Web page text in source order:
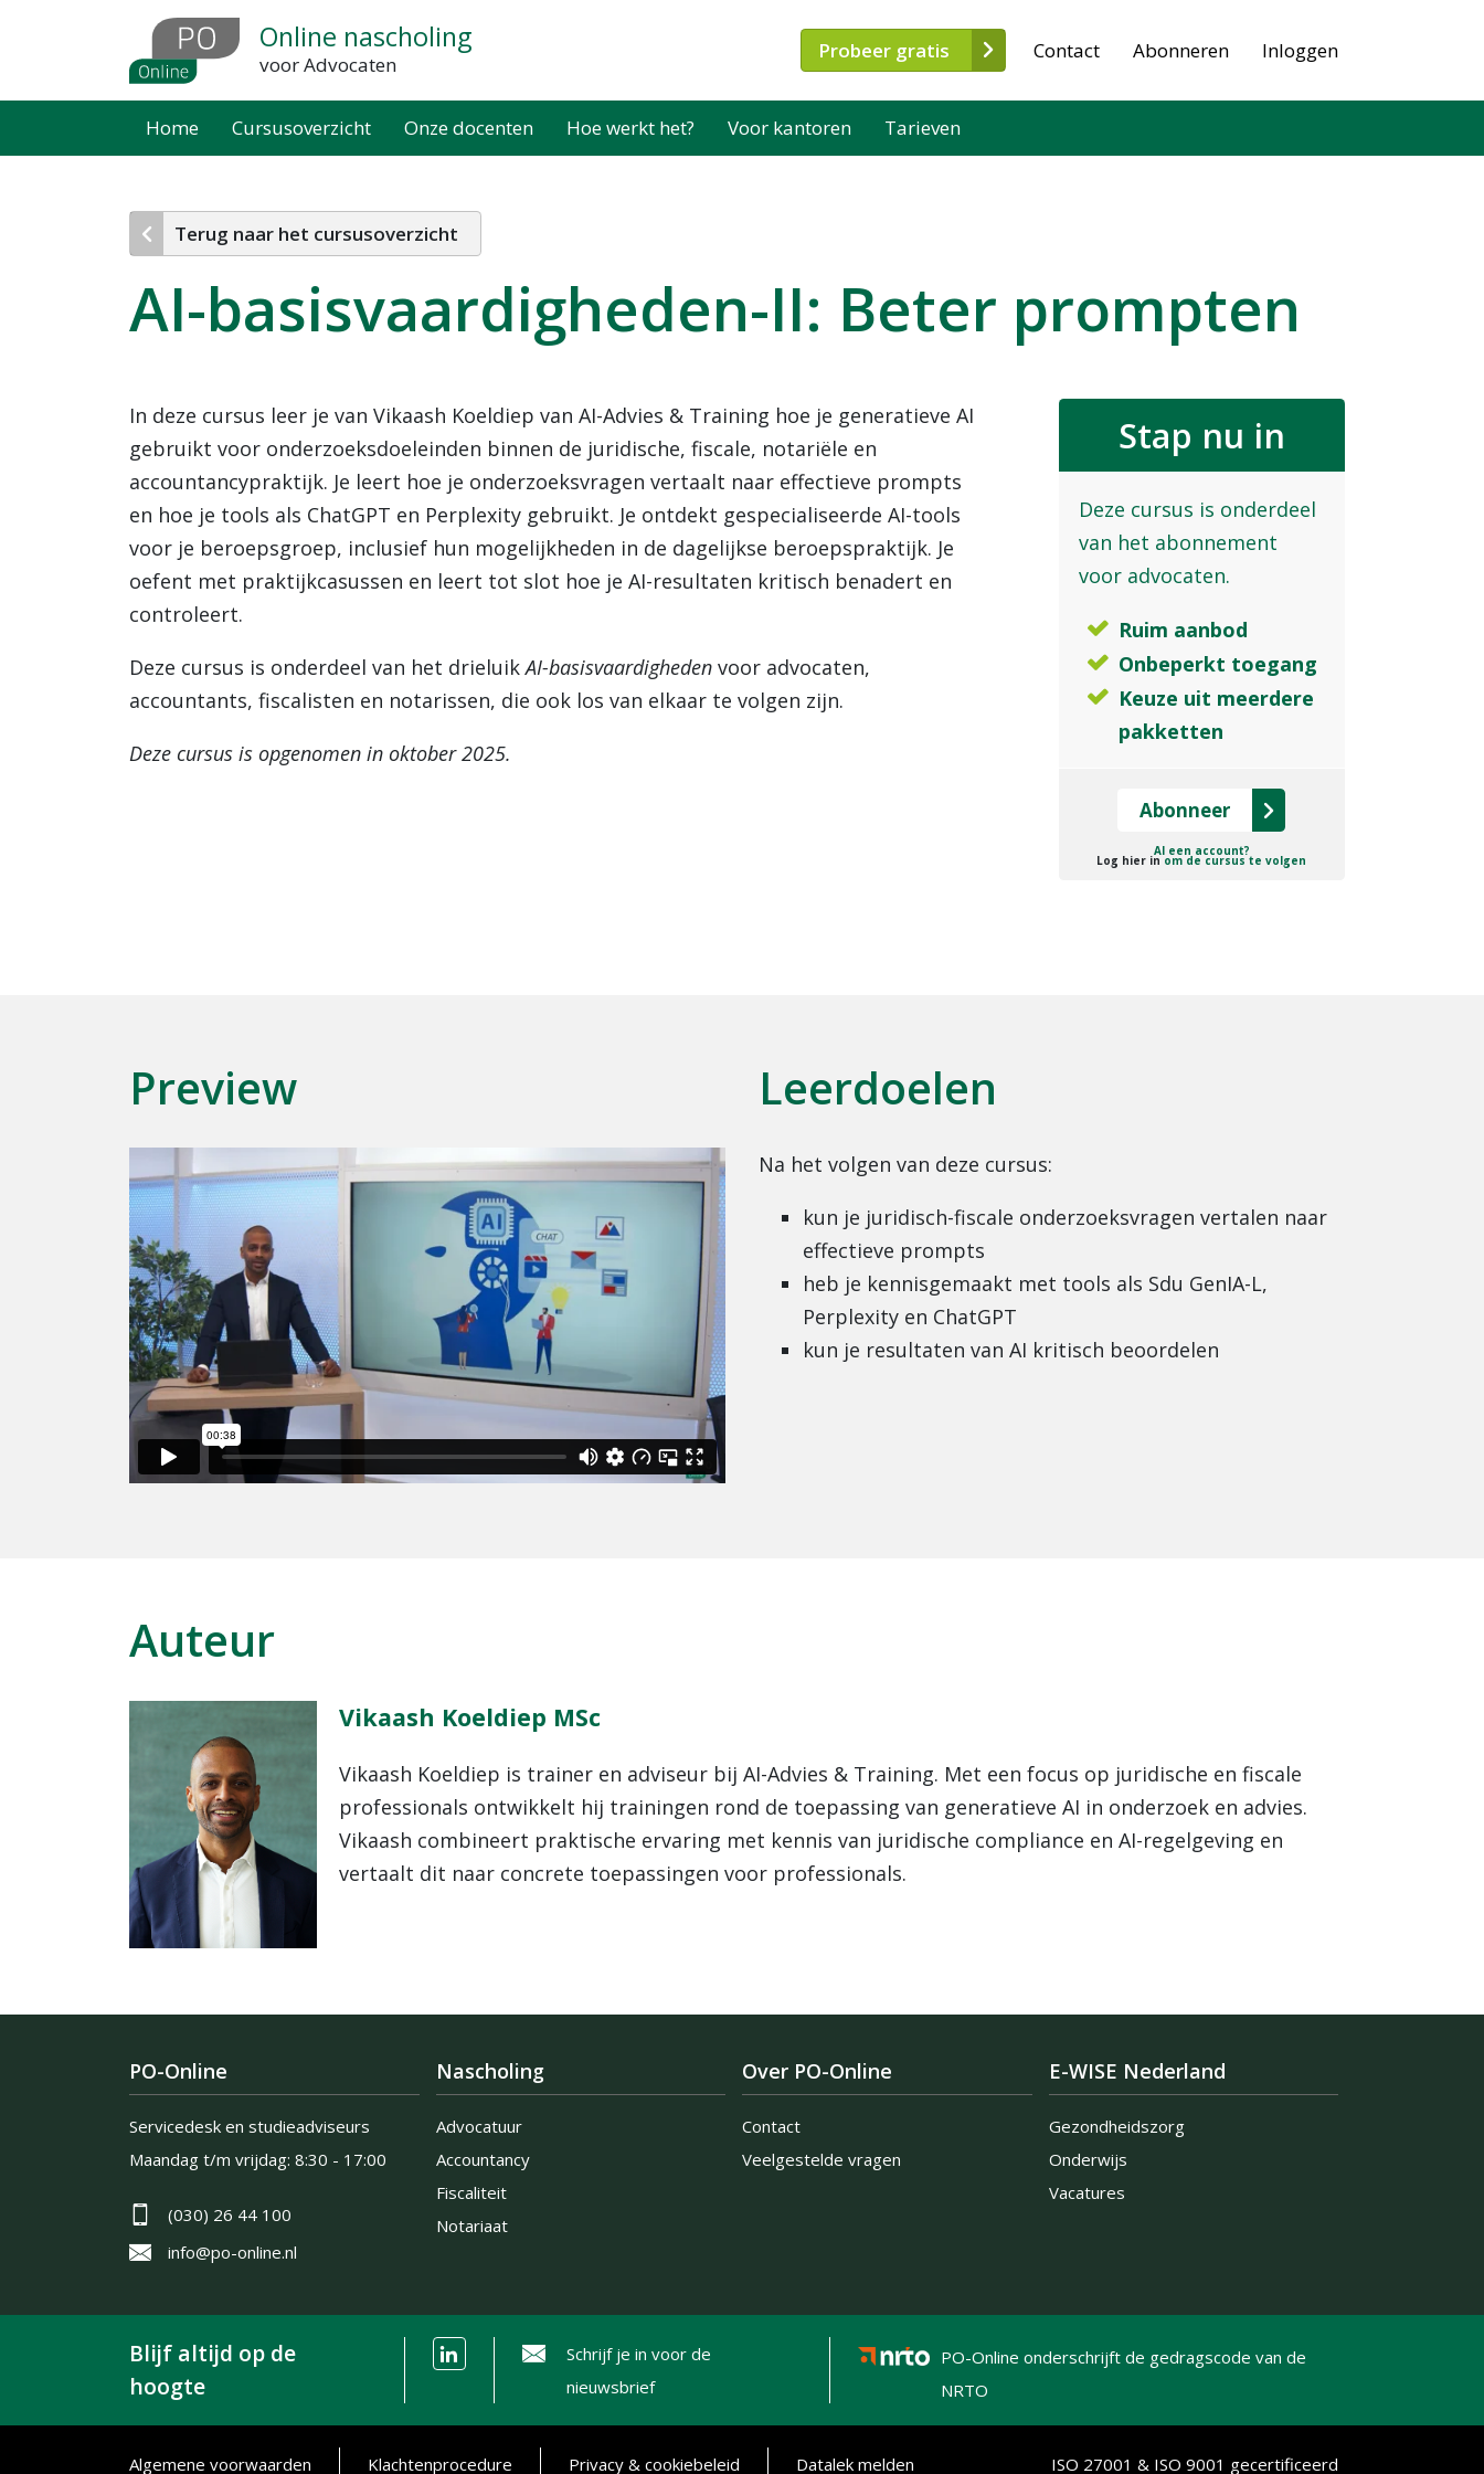
inhoud
Online nascholing
voor Advocaten
Probeer gratis Contact Abonneren Inloggen
Home Cursusoverzicht Onze docenten Hoe werkt het? Voor kantoren Tarieven
Terug naar het cursusoverzicht
AI-basisvaardigheden-II: Beter prompten
Stap nu in
Deze cursus is onderdeel
van het abonnement
voor advocaten.
Ruim aanbod
Onbeperkt toegang
Keuze uit meerdere
pakketten
Abonneer
Al een account?
Log hier in om de cursus te volgen
In deze cursus leer je van Vikaash Koeldiep van AI-Advies & Training hoe je generatieve AI
gebruikt voor onderzoeksdoeleinden binnen de juridische, fiscale, notariële en
accountancypraktijk. Je leert hoe je onderzoeksvragen vertaalt naar effectieve prompts
en hoe je tools als ChatGPT en Perplexity gebruikt. Je ontdekt gespecialiseerde AI-tools
voor je beroepsgroep, inclusief hun mogelijkheden in de dagelijkse beroepspraktijk. Je
oefent met praktijkcasussen en leert tot slot hoe je AI-resultaten kritisch benadert en
controleert.
Deze cursus is onderdeel van het drieluikAI-basisvaardigheden voor advocaten,
accountants, fiscalisten en notarissen, die ook los van elkaar te volgen zijn.
Deze cursus is opgenomen in oktober 2025.
Preview Leerdoelen
Na het volgen van deze cursus:
kun je juridisch-fiscale onderzoeksvragen vertalen naar
effectieve prompts
heb je kennisgemaakt met tools als Sdu GenIA-L,
Perplexity en ChatGPT
kun je resultaten van AI kritisch beoordelen
Auteur
Vikaash Koeldiep MSc
Vikaash Koeldiep is trainer en adviseur bij AI-Advies & Training. Met een focus op juridische en fiscale
professionals ontwikkelt hij trainingen rond de toepassing van generatieve AI in onderzoek en advies.
Vikaash combineert praktische ervaring met kennis van juridische compliance en AI-regelgeving en
vertaalt dit naar concrete toepassingen voor professionals.
PO-Online
Servicedesk en studieadviseurs
Maandag t/m vrijdag: 8:30 - 17:00
(030) 26 44 100
info@po-online.nl
Nascholing
Advocatuur
Accountancy
Fiscaliteit
Notariaat
Over PO-Online
Contact
Veelgestelde vragen
E-WISE Nederland
Gezondheidszorg
Onderwijs
Vacatures
Blijf altijd op de
hoogte
Schrijf je in voor de
nieuwsbrief
PO-Online onderschrijft de gedragscode van de
NRTO
Algemene voorwaarden Klachtenprocedure Privacy & cookiebeleid Datalek melden ISO 27001 & ISO 9001 gecertificeerd